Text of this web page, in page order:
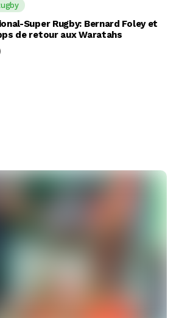
Super Rugby: Bernard Foley et
de retour aux Waratahs